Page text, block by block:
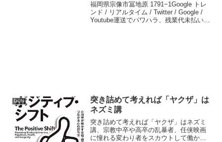
福岡県宗像市冨地原 1791−1Google トレ
ンド / リアルタイム / Twitter / Google /
Youtube運送でパワハラ、残業代未払い
DQN
突き詰めて考えれば「ヤクザ」は
ネズミ講
突き詰めて考えれば「ヤクザ」はネズミ
講、宗教中卒や高卒の乱暴者、任侠映画
に憧れる変わり者をスカウトして働かせ